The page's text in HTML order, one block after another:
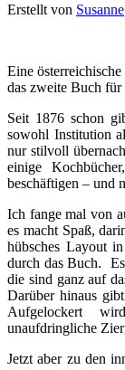
Erstellt von Susanne
Eine
das zweite Buch für
Seit 1876 schon
sowohl Institution
nur stilvoll
einige
beschäftigen – und
Ich fange mal von
es macht Spaß,
hübsches Layout
durch das Buch.
die sind ganz auf
Darüber hinaus
Aufgelockert
unaufdringliche
Jetzt aber zu den